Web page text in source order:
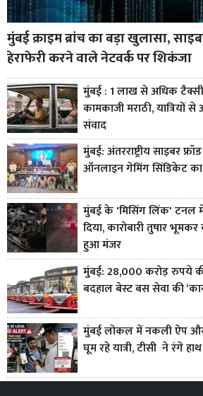
मुंबई क्राइम ब्रांच का बड़ा खुलासा,
हेराफेरी करने वाले नेटवर्क पर शिकंजा
मुंबई : 1 लाख से अधिक टैक्सी
कामकाजी मराठी, यात्रियों
संवाद
मुंबई: अंतरराष्ट्रीय साइबर
ऑनलाइन गेमिंग सिंडिकेट का
मुंबई के 'मिसिंग लिंक' टनल में
दिया, कारोबारी तुषार
हुआ मंजर
मुंबई: 28,000 करोड़ रुपये
बदहाल बेस्ट बस सेवा की
मुंबई लोकल में नकली ऐप
घूम रहे यात्री, टीसी ने रंगे